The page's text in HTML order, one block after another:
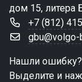
дом 15, литера
+7 (812)
gbu@volgo-
Нашли
Выделите и